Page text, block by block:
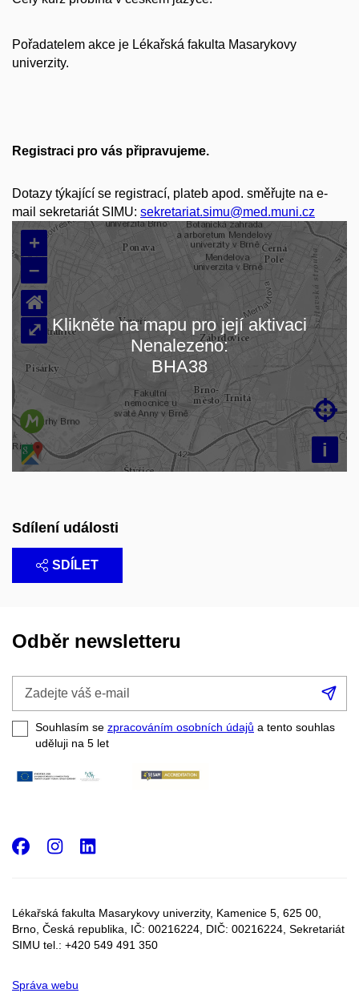
Pořadatelem akce je Lékařská fakulta Masarykovy
univerzity.
Registraci pro vás připravujeme.
Dotazy týkající se registrací, plateb apod. směřujte na e-
mail sekretariát SIMU: sekretariat.simu@med.muni.cz
Načítám mapu…
+
–
i

⌂
⤢ Klikněte na mapu pro její aktivaci
Nenalezeno:
BHA38
Sdílení události
SDÍLET
Odběr newsletteru
Zadejte
e-
mail
Souhlasím se zpracováním osobních údajů a tento souhlas
uděluji na 5 let
Lékařská fakulta Masarykovy univerzity, Kamenice 5, 625 00,
Brno, Česká republika, IČ: 00216224, DIČ: 00216224, Sekretariát
SIMU tel.: +420 549 491 350
Správa webu
Facebook
Instagram